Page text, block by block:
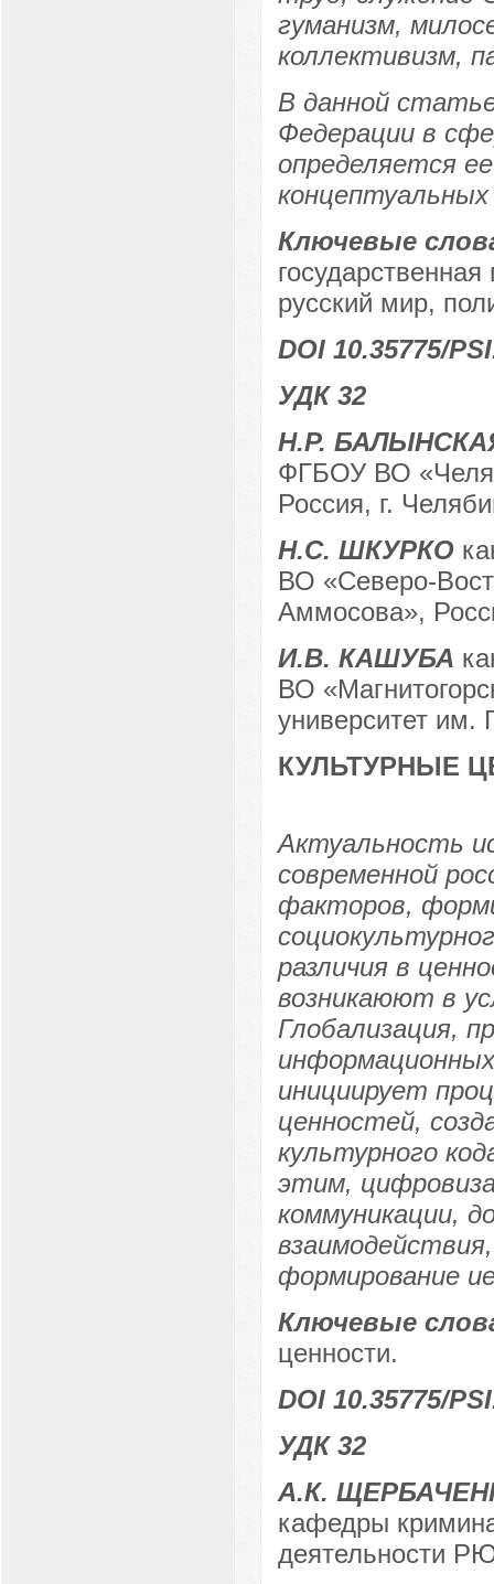
гуманизм,
коллективизм,
В данной
Федерации в
определяется
Ключевые
русский мир,
DOI 10.35775/
УДК 32
Н.Р.
ФГБОУ ВО
Россия, г.
Н.С. ШКУРКО
ВО «Северо-
Аммосова»,
И.В. КАШУБА
ВО
университет им.
КУЛЬТУРНЫЕ
Актуальность
современной
факторов,
различия в
возникаюют в
Глобализация,
инициирует
ценностей,
культурного
этим,
коммуникации,
формирование
Ключевые
ценности.
DOI 10.35775/
УДК 32
А.К.
кафедры
деятельности